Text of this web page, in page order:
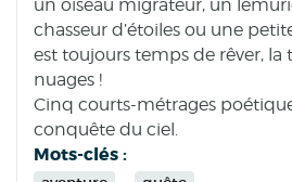
un oiseau migrateur, un
chasseur d’étoiles ou une
est toujours temps de rêver, la
nuages !
Cinq courts-métrages
conquête du ciel.
Mots-clés :